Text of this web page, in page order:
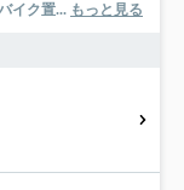
イク置... もっと見る